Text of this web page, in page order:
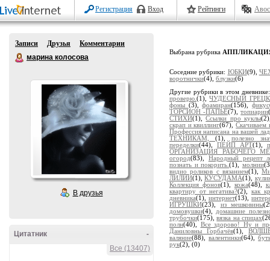
Регистрация Вход Рейтинги
Записи Друзья
Комментарии
марина колосова
В друзья
-
Цитатник
Все (13407)
Выбрана рубрика
Соседние рубрики: ЮБКИ(9),
воротнички(4), блузки(6)
Другие рубрики в этом
проверю. (1),ЧУДЕСНЫЙ
фоны (3),фоамиран(156),фикус
ТОРСИОН -ПАПЬЕ(7),топиарии
СТИХИ(1),Ссылки про куклы
скрап и квиллинг(67),Скачиваем
Профессия написана на вашей
ТЕХНИКАМ, (1), полезно
переделки(44), ПЕЙП АРТ(1),
ОРГАНИЗАЦИЯ РАБОЧЕГО
огород(83), Народный рецепт
познать и покорить.(1), молнии
видио роликов с вязанием(1),
ЛИЛИИ(1),КУСУДАМА(1),
Коллекция фонов(1), кожа(48),
квартиру от негатива?(2),как
дневника(1),интернет(13),
ИГРУШКИ(23), из мешковины
домовушки(4), домашние
трубочки(175),вязка на спицах
полн(40), Все здорово! Ну и
Даниловны Горбачёв(1),
валяние(88),валентинки(64),
рук(2), (0)